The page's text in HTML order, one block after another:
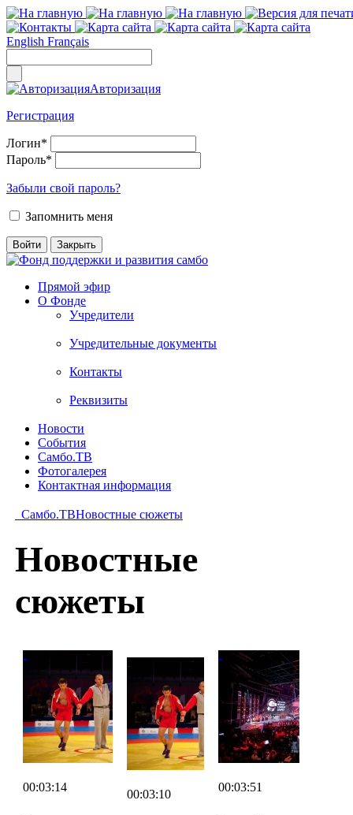
English Français
Авторизация
Регистрация
Логин*
Пароль*
Забыли свой пароль?
Запомнить меня
Прямой эфир
О Фонде
Учредители
Учредительные документы
Контакты
Реквизиты
Новости
События
Самбо.ТВ
Фотогалерея
Контактная информация
Самбо.ТВНовостные сюжеты
Новостные
сюжеты
00:03:14
00:03:10
00:03:51